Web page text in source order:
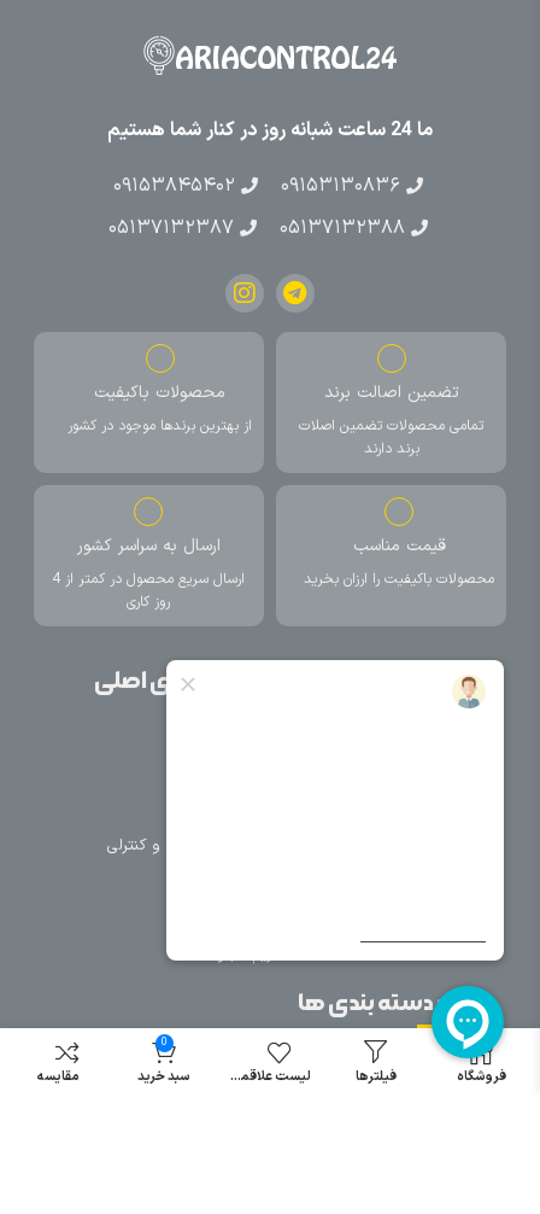
ما 24 ساعت شبانه روز در کنار شما هستیم
۰۹۱۵۳۱۳۰۸۳۶
۰۹۱۵۳۸۴۵۴۰۲
۰۵۱۳۷۱۳۲۳۸۸
۰۵۱۳۷۱۳۲۳۸۷
تضمین اصالت برند
تمامی محصولات تضمین اصلات
برند دارند
محصولات باکیفیت
از بهترین برندها موجود در کشور
قیمت مناسب
محصولات باکیفیت را ارزان بخرید
ارسال به سراسر کشور
ارسال سریع محصول در کمتر از 4
روز کاری
صفحات اصلی دسته بندی های اصلی
تجهیزات حفاظتی و کنترلی
سایر دسته بندی ها
خرید کلید اتومات
خرید کنتاکتور فروشگاه فیلترها لیست علاقمندی
0
سبد خرید مقایسه